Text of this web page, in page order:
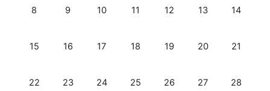
Sin eventos, lunes, 8 diciembre
8 Sin eventos, martes, 9 diciembre
9 Sin eventos, miércoles, 10 diciembre
10 Sin eventos, jueves, 11 diciembre
11 Sin eventos, viernes, 12
12 Sin eventos,
13 Sin
14
Sin eventos, lunes, 15 diciembre
15 Sin eventos, martes, 16 diciembre
16 Sin eventos, miércoles, 17 diciembre
17 Sin eventos, jueves, 18 diciembre
18 Sin eventos, viernes, 19
19 Sin eventos,
20 Sin
21
Sin eventos, lunes, 22 diciembre
22 Sin eventos, martes, 23 diciembre
23 Sin eventos, miércoles, 24 diciembre
24 Sin eventos, jueves, 25 diciembre
25 Sin eventos, viernes, 26
26 Sin eventos,
27 Sin
28